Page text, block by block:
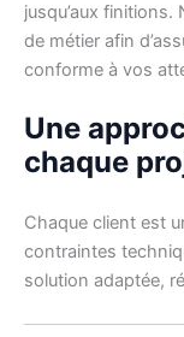
jusqu’aux
de métier afin
conforme à vos
Une
chaque
Chaque client est
contraintes
solution adaptée,